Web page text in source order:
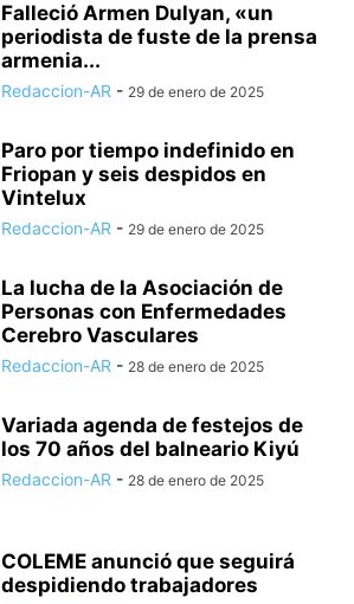
Falleció Armen Dulyan, «un
periodista de fuste de la prensa
armenia...
Redaccion-AR - 29 de enero de 2025
Paro por tiempo indefinido en
Friopan y seis despidos en
Vintelux
Redaccion-AR - 29 de enero de 2025
La lucha de la Asociación de
Personas con Enfermedades
Cerebro Vasculares
Redaccion-AR - 28 de enero de 2025
Variada agenda de festejos de
los 70 años del balneario Kiyú
Redaccion-AR - 28 de enero de 2025
COLEME anunció que seguirá
despidiendo trabajadores